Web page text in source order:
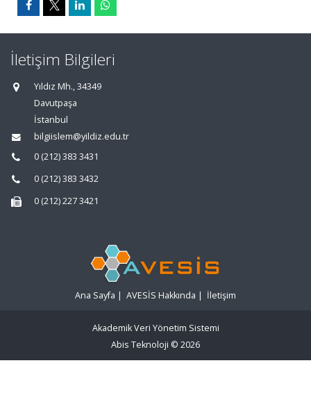
İletişim Bilgileri
Yıldız Mh., 34349
Davutpaşa
İstanbul
bilgiislem@yildiz.edu.tr
0 (212) 383 3431
0 (212) 383 3432
0 (212) 227 3421
Ana Sayfa | AVESİS Hakkında | İletişim
Akademik Veri Yönetim Sistemi
Abis Teknoloji © 2026